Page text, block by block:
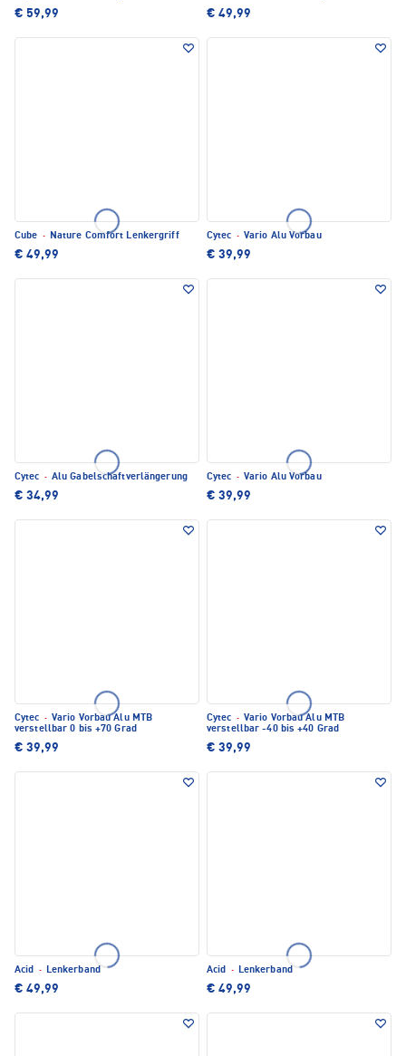
€ 59,99 € 49,99
Cube · Nature Comfort Lenkergriff
€ 49,99
Cytec · Vario Alu Vorbau
€ 39,99
Cytec · Alu Gabelschaftverlängerung
€ 34,99
Cytec · Vario Alu Vorbau
€ 39,99
Cytec · Vario Vorbau Alu MTB
verstellbar 0 bis +70 Grad
€ 39,99
Cytec · Vario Vorbau Alu MTB
verstellbar -40 bis +40 Grad
€ 39,99
Acid · Lenkerband
€ 49,99
Acid · Lenkerband
€ 49,99